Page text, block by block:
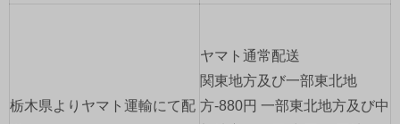
ン
栃木県よりヤマト運輸にて配
ヤマト通常配送
関東地方及び一部東北地
方-880円 一部東北地方及び中